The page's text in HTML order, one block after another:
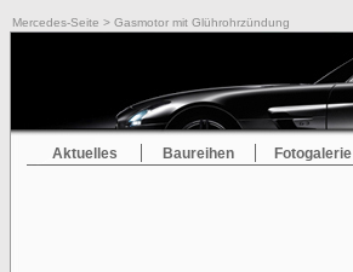
Mercedes-Seite > Gasmotor mit Glührohrzündung
Aktuelles Baureihen Fotogalerie